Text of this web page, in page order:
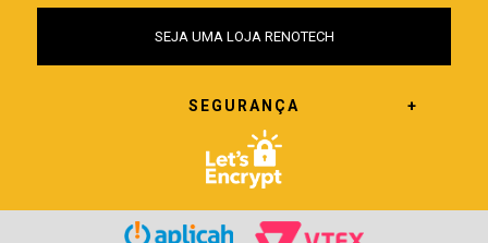
SEJA UMA LOJA RENOTECH
SEGURANÇA